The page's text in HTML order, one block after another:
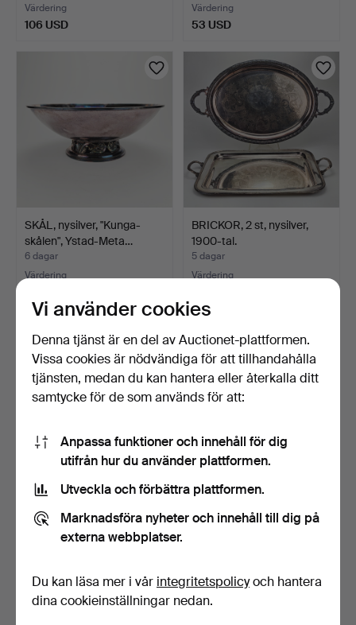
Värdering
106 USD
Värdering
53 USD
SKÅL, nysilver, "Kunga-
skålen", Ystad-Meta…
6 dagar
Värdering
BRICKOR, 2 st, nysilver,
1900-tal.
5 dagar
Värdering
FISKBESTICK, 12 delar,
nysilver, "Gammal f…
5 dagar
Värdering
NYSILVERFÖREMÅL, 11
5 dagar
Vi använder cookies
Denna tjänst är en del av Auctionet-plattformen.
Vissa cookies är nödvändiga för att tillhandahålla
tjänsten, medan du kan hantera eller återkalla ditt
samtycke för de som används för att:
Anpassa funktioner och innehåll för dig
utifrån hur du använder plattformen.
Utveckla och förbättra plattformen.
Marknadsföra nyheter och innehåll till dig på
externa webbplatser.
Du kan läsa mer i vår integritetspolicyoch hantera
dina cookieinställningar nedan.